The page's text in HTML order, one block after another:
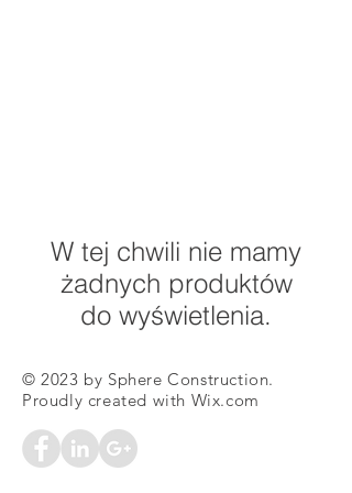
W tej chwili nie mamy
żadnych produktów
do wyświetlenia.
© 2023 by Sphere Construction.
Proudly created with Wix.com